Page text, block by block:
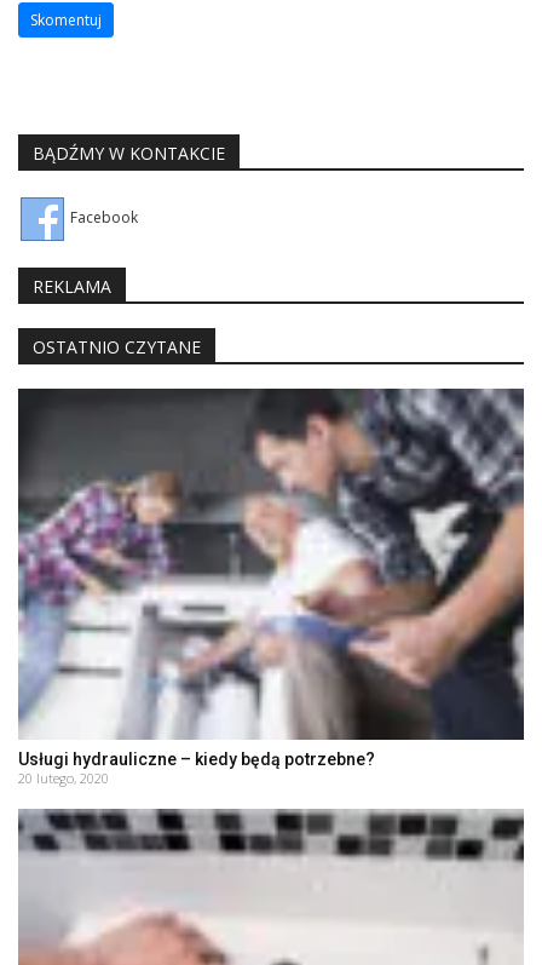
BĄDŹMY W KONTAKCIE
Facebook
REKLAMA
OSTATNIO CZYTANE
Usługi hydrauliczne – kiedy będą potrzebne?
20 lutego, 2020